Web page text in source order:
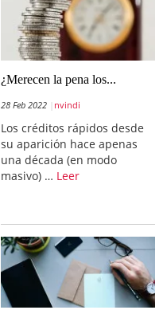
¿Merecen la pena los...
28 Feb 2022 nvindi
Los créditos rápidos desde
su aparición hace apenas
una década (en modo
masivo) … Leer